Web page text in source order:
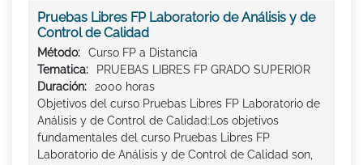
Pruebas Libres FP Laboratorio de Análisis y de
Control de Calidad
Método:
Curso FP a Distancia
Tematica:
PRUEBAS LIBRES FP GRADO SUPERIOR
Duración:
2000 horas
Objetivos del curso Pruebas Libres FP Laboratorio de
Análisis y de Control de Calidad:Los objetivos
fundamentales del curso Pruebas Libres FP
Laboratorio de Análisis y de Control de Calidad son,